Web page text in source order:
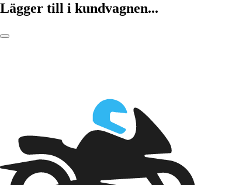
Lägger till i kundvagnen...